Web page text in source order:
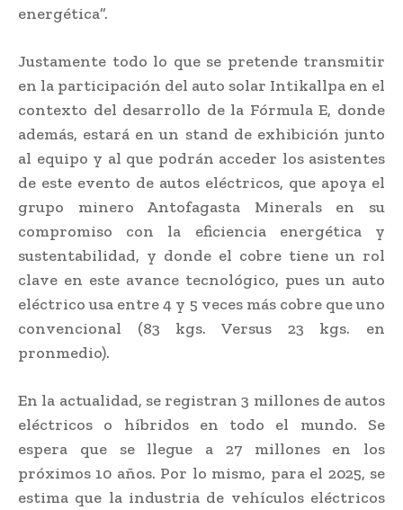
energética”.
Justamente todo lo que se pretende transmitir
en la participación del auto solar Intikallpa en el
contexto del desarrollo de la Fórmula E, donde
además, estará en un stand de exhibición junto
al equipo y al que podrán acceder los asistentes
de este evento de autos eléctricos, que apoya el
grupo minero Antofagasta Minerals en su
compromiso con la eficiencia energética y
sustentabilidad, y donde el cobre tiene un rol
clave en este avance tecnológico, pues un auto
eléctrico usa entre 4 y 5 veces más cobre que uno
convencional (83 kgs. Versus 23 kgs. en
pronmedio).
En la actualidad, se registran 3 millones de autos
eléctricos o híbridos en todo el mundo. Se
espera que se llegue a 27 millones en los
próximos 10 años. Por lo mismo, para el 2025, se
estima que la industria de vehículos eléctricos